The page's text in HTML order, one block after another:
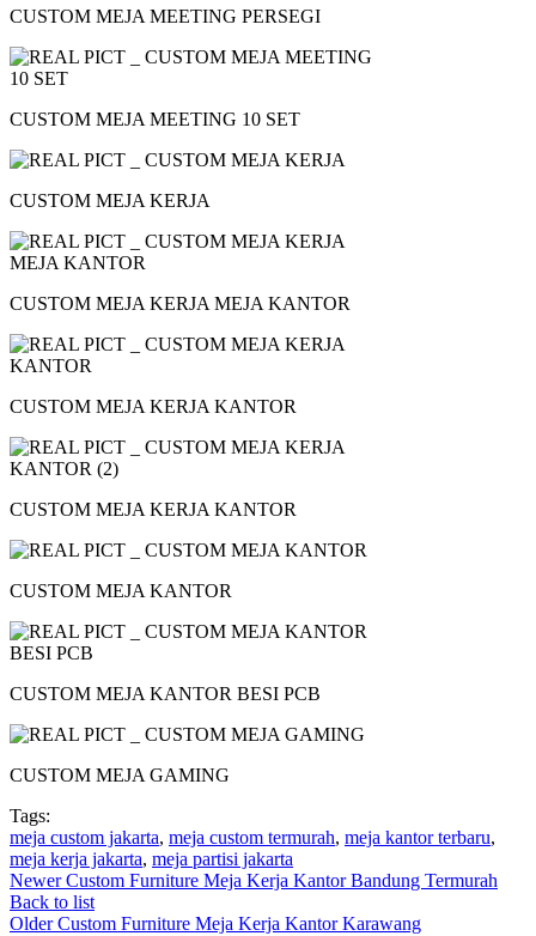
CUSTOM MEJA MEETING PERSEGI
CUSTOM MEJA MEETING 10 SET
CUSTOM MEJA KERJA
CUSTOM MEJA KERJA MEJA KANTOR
CUSTOM MEJA KERJA KANTOR
CUSTOM MEJA KERJA KANTOR
CUSTOM MEJA KANTOR
CUSTOM MEJA KANTOR BESI PCB
CUSTOM MEJA GAMING
Tags:
meja custom jakarta, meja custom termurah, meja kantor terbaru,
meja kerja jakarta, meja partisi jakarta
Newer Custom Furniture Meja Kerja Kantor Bandung Termurah
Back to list
Older Custom Furniture Meja Kerja Kantor Karawang